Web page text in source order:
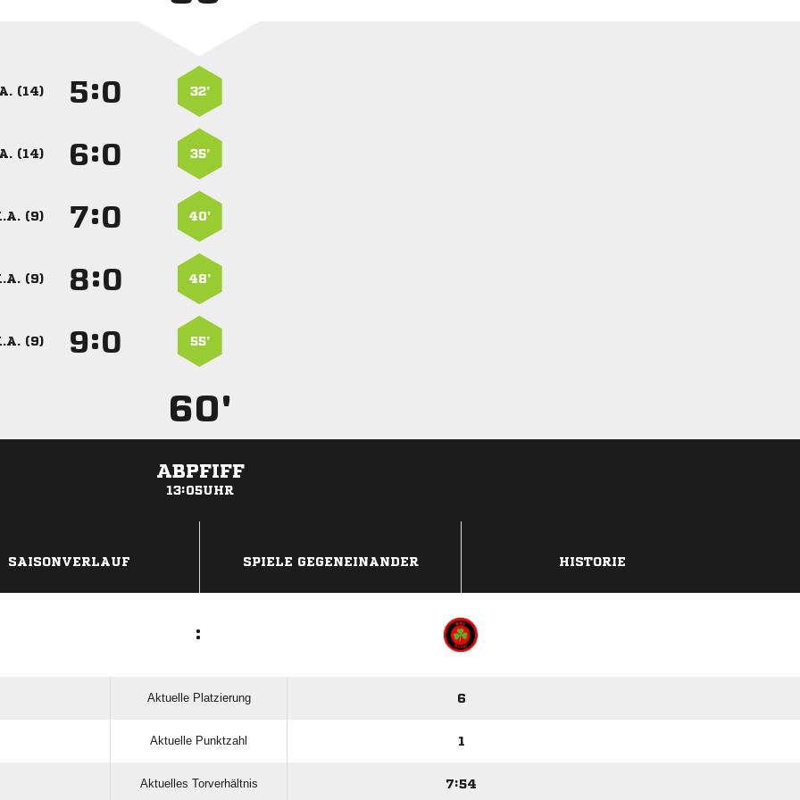
(14) : 32’
(14) : 35’
(9) : 40’
(9) : 48’
(9) : 55’
60'
ABPFIFF
13:05UHR
SAISONVERLAUF SPIELE GEGENEINANDER HISTORIE
:
Aktuelle Platzierung 6
Aktuelle Punktzahl 1
Aktuelles Torverhältnis 7:54